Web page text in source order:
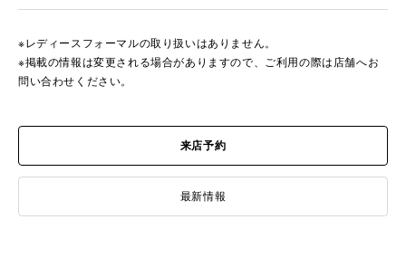
※レディースフォーマルの取り扱いはありません。
※掲載の情報は変更される場合がありますので、ご利用の際は店舗へお
問い合わせください。
来店予約
最新情報